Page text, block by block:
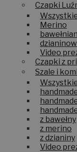
Czapki
Merino
Video
Czapki z
Szale i
z bawełny
z merino
z dzianiny
Video